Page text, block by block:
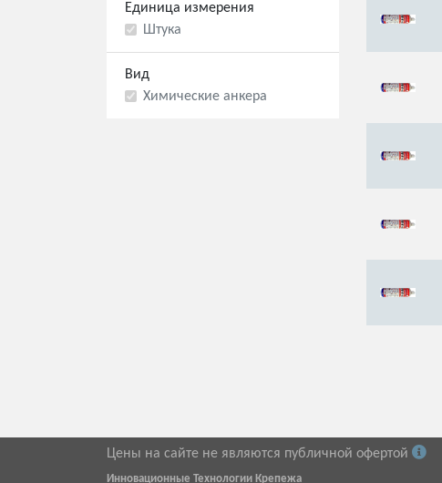
Единица измерения
Штука
Вид
Химические анкера
Цены на сайте не являются публичной офертой
Инновационные Технологии Крепежа